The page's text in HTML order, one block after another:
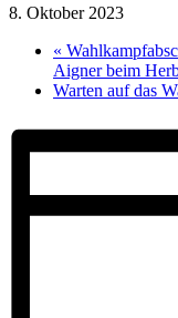
8. Oktober 2023
«
Aigner beim
Warten auf das